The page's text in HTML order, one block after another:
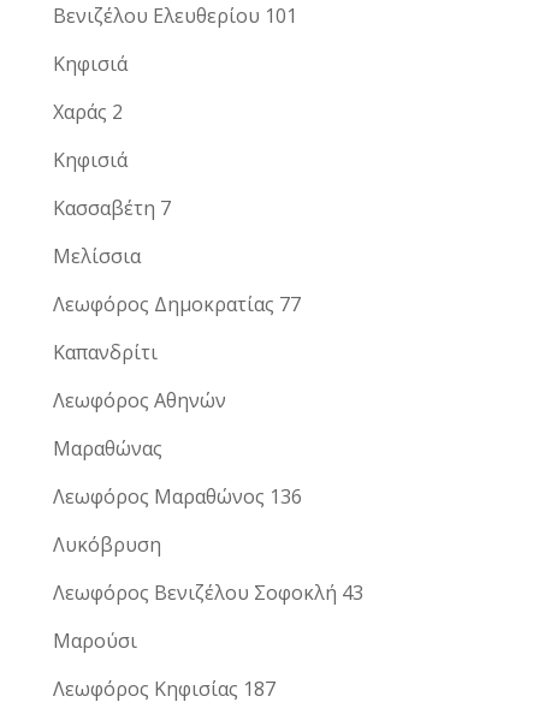
Βενιζέλου Ελευθερίου 101
Κηφισιά
Χαράς 2
Κηφισιά
Κασσαβέτη 7
Μελίσσια
Λεωφόρος Δημοκρατίας 77
Καπανδρίτι
Λεωφόρος Αθηνών
Μαραθώνας
Λεωφόρος Μαραθώνος 136
Λυκόβρυση
Λεωφόρος Βενιζέλου Σοφοκλή 43
Μαρούσι
Λεωφόρος Κηφισίας 187